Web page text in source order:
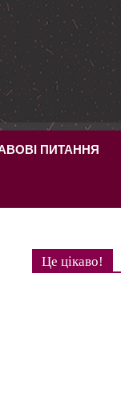
ПИТАННЯ
Це цікаво!